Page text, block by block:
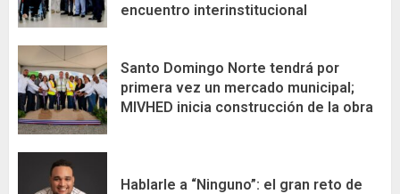
encuentro interinstitucional
Santo Domingo Norte tendrá por
primera vez un mercado municipal;
MIVHED inicia construcción de la obra
Hablarle a “Ninguno”: el gran reto de